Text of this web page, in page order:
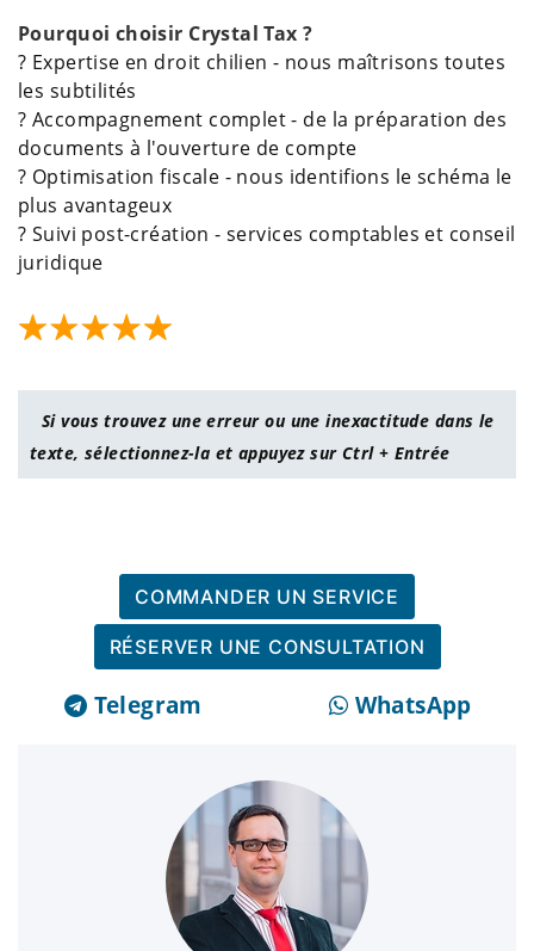
Pourquoi choisir Crystal Tax ?
? Expertise en droit chilien - nous maîtrisons toutes
les subtilités
? Accompagnement complet - de la préparation des
documents à l'ouverture de compte
? Optimisation fiscale - nous identifions le schéma le
plus avantageux
? Suivi post-création - services comptables et conseil
juridique
Si vous trouvez une erreur ou une inexactitude dans le
texte, sélectionnez-la et appuyez sur Ctrl + Entrée
COMMANDER UN SERVICE
RÉSERVER UNE CONSULTATION
Telegram WhatsApp